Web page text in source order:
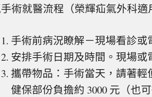
術就醫流程（榮輝疝氣外科適
手術前病況瞭解－現場看診或
安排手術日期及時間。現場或
攜帶物品：手術當天，請著
健保部份負擔約 3000 元（也